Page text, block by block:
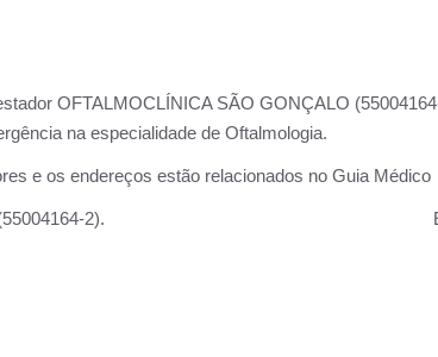
OFTALMOCLÍNICA SÃO GONÇALO
na especialidade de Oftalmologia.
e os endereços estão relacionados no Guia Médico
GONÇALO (55004164-2).